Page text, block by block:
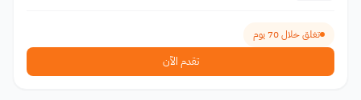
تغلق خلال 70 يوم
تقدم الآن